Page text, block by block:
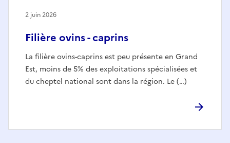
Filière ovins - caprins
La filière ovins-caprins est peu présente en Grand
Est, moins de 5% des exploitations spécialisées et
du cheptel national sont dans la région. Le (…)
2 juin 2026